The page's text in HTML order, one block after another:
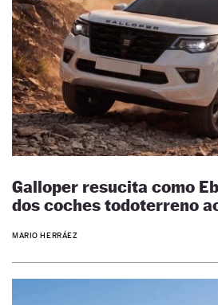
Galloper resucita como
dos coches todoterreno
MARIO HERRÁEZ